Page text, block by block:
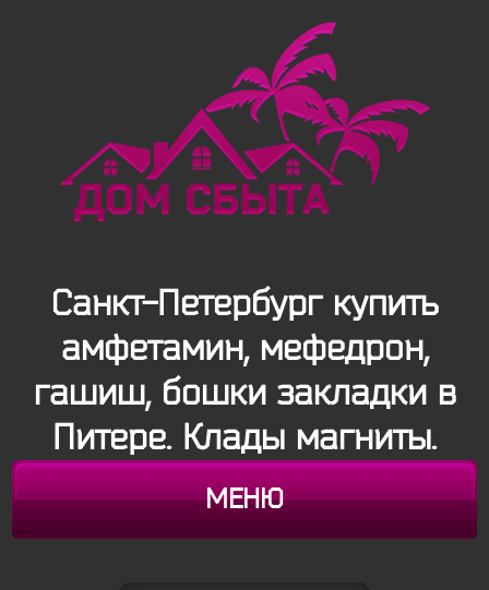
Санкт-Петербург купить
амфетамин, мефедрон,
гашиш, бошки закладки в
Питере. Клады магниты.
МЕНЮ